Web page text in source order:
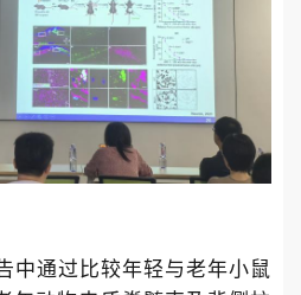
中通过比较年轻与老年小鼠